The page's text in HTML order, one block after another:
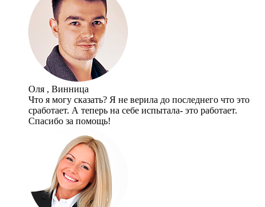
Оля , Винница
Что я могу сказать? Я не верила до последнего что это
сработает. А теперь на себе испытала- это работает.
Спасибо за помощь!